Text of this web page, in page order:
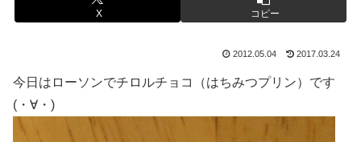
X コピー
2012.05.04 2017.03.24
今日はローソンでチロルチョコ（はちみつプリン）です
(・∀・)